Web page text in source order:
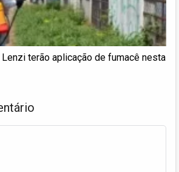
terão aplicação de fumacê nesta